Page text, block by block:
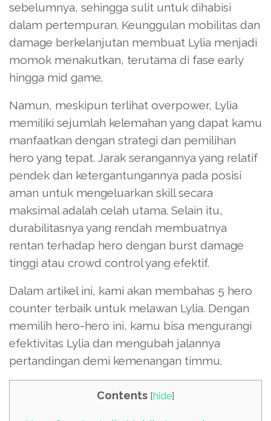
sebelumnya, sehingga sulit untuk dihabisi
dalam pertempuran. Keunggulan mobilitas dan
damage berkelanjutan membuat Lylia menjadi
momok menakutkan, terutama di fase early
hingga mid game.
Namun, meskipun terlihat overpower, Lylia
memiliki sejumlah kelemahan yang dapat kamu
manfaatkan dengan strategi dan pemilihan
hero yang tepat. Jarak serangannya yang relatif
pendek dan ketergantungannya pada posisi
aman untuk mengeluarkan skill secara
maksimal adalah celah utama. Selain itu,
durabilitasnya yang rendah membuatnya
rentan terhadap hero dengan burst damage
tinggi atau crowd control yang efektif.
Dalam artikel ini, kami akan membahas 5 hero
counter terbaik untuk melawan Lylia. Dengan
memilih hero-hero ini, kamu bisa mengurangi
efektivitas Lylia dan mengubah jalannya
pertandingan demi kemenangan timmu.
Contents [hide]